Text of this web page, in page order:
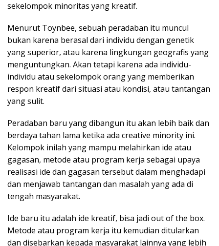
sekelompok minoritas yang kreatif.
Menurut Toynbee, sebuah peradaban itu muncul
bukan karena berasal dari individu dengan genetik
yang superior, atau karena lingkungan geografis yang
menguntungkan. Akan tetapi karena ada individu-
individu atau sekelompok orang yang memberikan
respon kreatif dari situasi atau kondisi, atau tantangan
yang sulit.
Peradaban baru yang dibangun itu akan lebih baik dan
berdaya tahan lama ketika ada creative minority ini.
Kelompok inilah yang mampu melahirkan ide atau
gagasan, metode atau program kerja sebagai upaya
realisasi ide dan gagasan tersebut dalam menghadapi
dan menjawab tantangan dan masalah yang ada di
tengah masyarakat.
Ide baru itu adalah ide kreatif, bisa jadi out of the box.
Metode atau program kerja itu kemudian ditularkan
dan disebarkan kepada masyarakat lainnya yang lebih